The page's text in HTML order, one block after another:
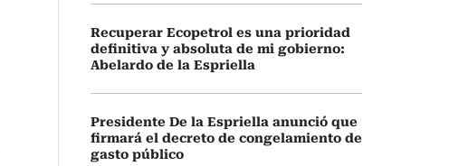
Recuperar Ecopetrol es una prioridad
definitiva y absoluta de mi gobierno:
Abelardo de la Espriella
Presidente De la Espriella anunció que
firmará el decreto de congelamiento de
gasto público